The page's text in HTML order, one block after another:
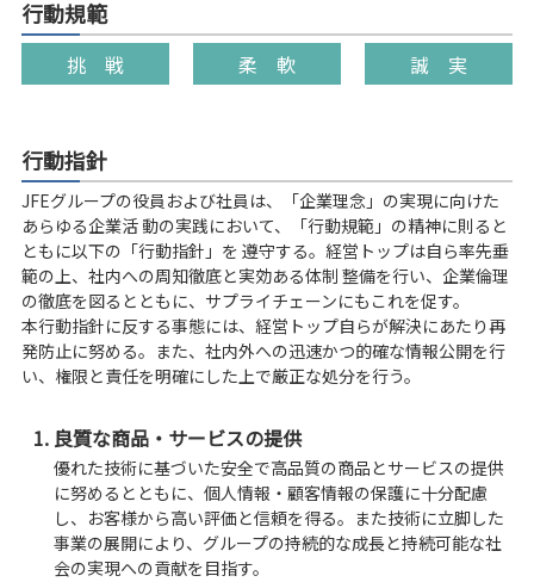
行動規範
挑 戦 柔 軟 誠 実
行動指針
JFEグループの役員および社員は、「企業理念」の実現に向けた
あらゆる企業活 動の実践において、「行動規範」の精神に則ると
ともに以下の「行動指針」を 遵守する。経営トップは自ら率先垂
範の上、社内への周知徹底と実効ある体制 整備を行い、企業倫理
の徹底を図るとともに、サプライチェーンにもこれを促す。
本行動指針に反する事態には、経営トップ自らが解決にあたり再
発防止に努める。また、社内外への迅速かつ的確な情報公開を行
い、権限と責任を明確にした上で厳正な処分を行う。
良質な商品・サービスの提供
優れた技術に基づいた安全で高品質の商品とサービスの提供
に努めるとともに、個人情報・顧客情報の保護に十分配慮
し、お客様から高い評価と信頼を得る。また技術に立脚した
事業の展開により、グループの持続的な成長と持続可能な社
会の実現への貢献を目指す。